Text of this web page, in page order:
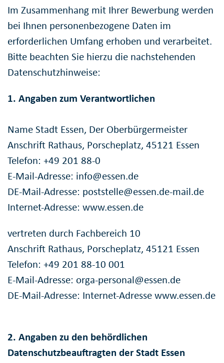
Im Zusammenhang mit Ihrer Bewerbung werden
bei Ihnen personenbezogene Daten im
erforderlichen Umfang erhoben und verarbeitet.
Bitte beachten Sie hierzu die nachstehenden
Datenschutzhinweise:
1. Angaben zum Verantwortlichen
Name Stadt Essen, Der Oberbürgermeister
Anschrift Rathaus, Porscheplatz, 45121 Essen
Telefon: +49 201 88-0
E-Mail-Adresse: info@essen.de
DE-Mail-Adresse: poststelle@essen.de-mail.de
Internet-Adresse: www.essen.de
vertreten durch Fachbereich 10
Anschrift Rathaus, Porscheplatz, 45121 Essen
Telefon: +49 201 88-10 001
E-Mail-Adresse: orga-personal@essen.de
DE-Mail-Adresse: Internet-Adresse www.essen.de
2. Angaben zu den behördlichen
Datenschutzbeauftragten der Stadt Essen